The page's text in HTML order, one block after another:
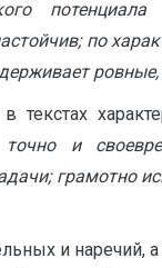
по
точно и
грамотно
и наречий,